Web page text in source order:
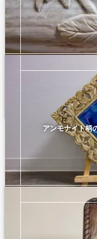
アンモナイト柄
額